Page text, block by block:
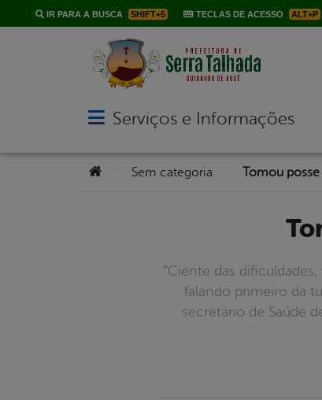
IR PARA A BUSCA SHIFT+5 TECLAS DE ACESSO ALT+P
Abrir menu principal de navegação
Serviços e Informações
Você está aqui:Sem categoria Tomou
“Ciente das
falando primeiro da
secretário de Saúde